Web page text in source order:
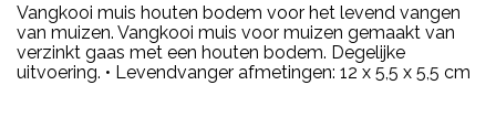
Vangkooi muis houten bodem voor het levend vangen
van muizen. Vangkooi muis voor muizen gemaakt van
verzinkt gaas met een houten bodem. Degelijke
uitvoering. • Levendvanger afmetingen: 12 x 5,5 x 5,5 cm